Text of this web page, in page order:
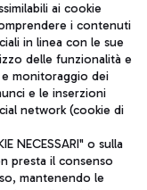
ai cookie
i contenuti
in linea con le sue
delle funzionalità e
monitoraggio dei
e le inserzioni
network (cookie di
NECESSARI" o sulla
presta il consenso
mantenendo le